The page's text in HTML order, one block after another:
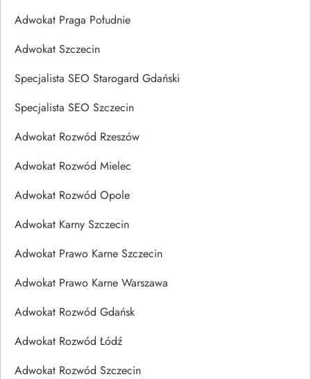
Adwokat Praga Południe
Adwokat Szczecin
Specjalista SEO Starogard Gdański
Specjalista SEO Szczecin
Adwokat Rozwód Rzeszów
Adwokat Rozwód Mielec
Adwokat Rozwód Opole
Adwokat Karny Szczecin
Adwokat Prawo Karne Szczecin
Adwokat Prawo Karne Warszawa
Adwokat Rozwód Gdańsk
Adwokat Rozwód Łódź
Adwokat Rozwód Szczecin